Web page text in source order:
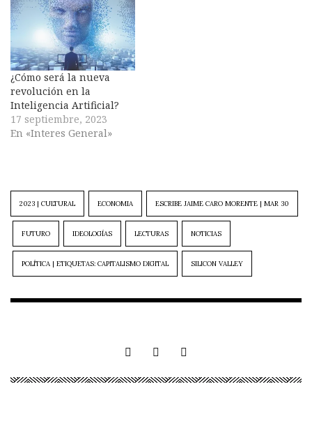
¿Cómo será la nueva
revolución en la
Inteligencia Artificial?
17 septiembre, 2023
En «Interes General»
2023 | CULTURAL ECONOMIA ESCRIBE JAIME CARO MORENTE | MAR 30
FUTURO IDEOLOGÍAS LECTURAS NOTICIAS
POLÍTICA | ETIQUETAS: CAPITALISMO DIGITAL SILICON VALLEY